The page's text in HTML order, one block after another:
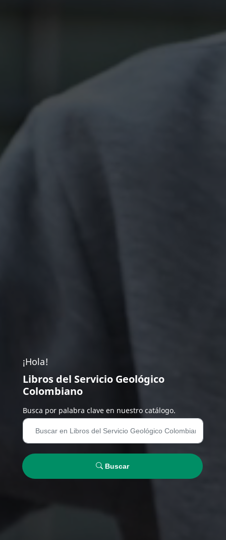
¡Hola!
Libros del Servicio Geológico
Colombiano
Busca por palabra clave en nuestro catálogo.
Buscar